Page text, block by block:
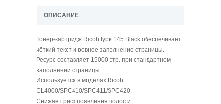
ОПИСАНИЕ
Тонер-картридж Ricoh type 145 Black обеспечивает
чёткий текст и ровное заполнение страницы.
Ресурс составляет 15000 стр. при стандартном
заполнении страницы.
Используется в моделях Ricoh:
CL4000/SPC410/SPC411/SPC420.
Снижает риск появления полос и